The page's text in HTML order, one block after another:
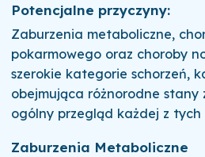
Potencjalne przyczyny:
Zaburzenia metaboliczne,
pokarmowego oraz choroby
szerokie kategorie schorzeń,
obejmująca różnorodne stany
ogólny przegląd każdej z
Zaburzenia Metaboliczne